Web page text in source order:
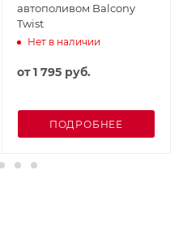
автополивом Balcony
Twist
Нет в наличии
от1 795 руб.
ПОДРОБНЕЕ